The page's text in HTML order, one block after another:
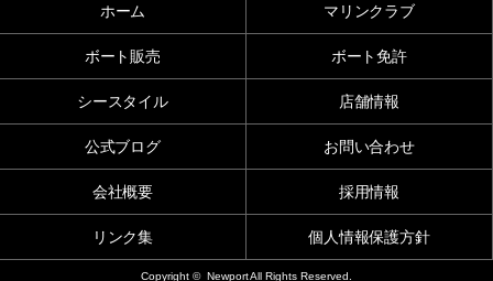
ホーム マリンクラブ
ボート販売 ボート免許
シースタイル 店舗情報
公式ブログ お問い合わせ
会社概要 採用情報
リンク集 個人情報保護方針
Copyright © Newport All Rights Reserved.